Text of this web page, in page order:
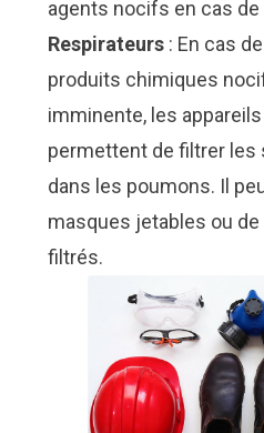
agents nocifs en cas
Respirateurs: En cas
produits chimiques
imminente, les
permettent de filtrer
dans les poumons. Il
masques jetables ou
filtrés.